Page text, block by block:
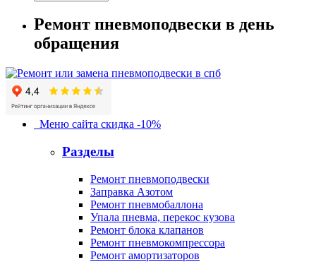
Ремонт пневмоподвески в день
обращения
Меню сайта скидка -10%
Разделы
Ремонт пневмоподвески
Заправка Азотом
Ремонт пневмобаллона
Упала пневма, перекос кузова
Ремонт блока клапанов
Ремонт пневмокомпрессора
Ремонт амортизаторов